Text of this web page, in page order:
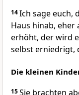
14Ich sage euch,
Haus hinab, eher
erhöht, der wird
selbst erniedrigt,
Die kleinen
15Sie brachten